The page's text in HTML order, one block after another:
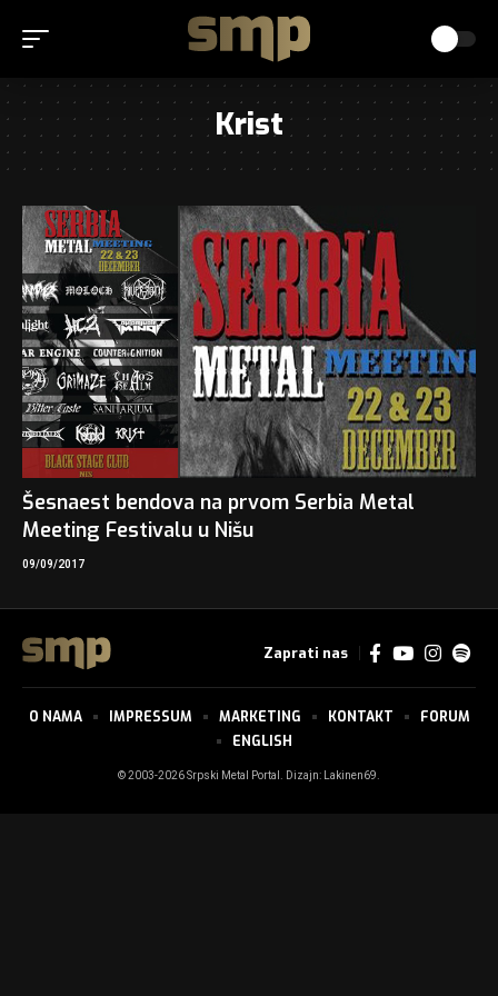
Krist
Šesnaest bendova na prvom Serbia Metal
Meeting Festivalu u Nišu
09/09/2017
Zaprati nas
© 2003-2026 Srpski Metal Portal. Dizajn: Lakinen69.
O NAMA IMPRESSUM MARKETING KONTAKT
FORUM
ENGLISH